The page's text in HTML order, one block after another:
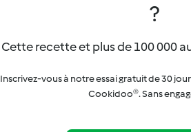
?
Cette recette et plus de 100 000
Inscrivez-vous à notre essai gratuit de 30
Cookidoo®. Sans